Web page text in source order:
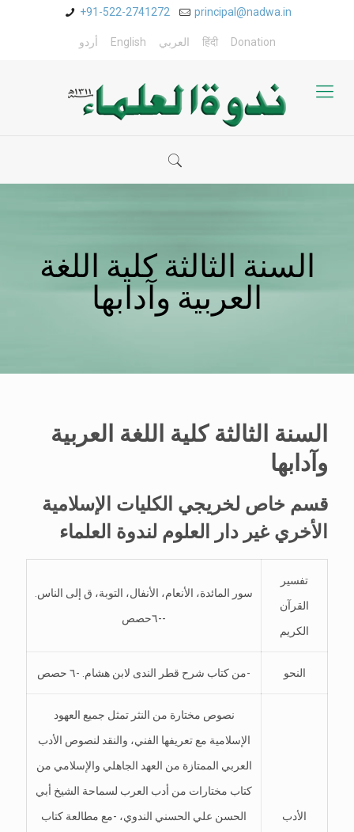
+91-522-2741272 principal@nadwa.in
أردو English العربي हिंदी Donation
السنة الثالثة كلية اللغة
العربية وآدابها
السنة الثالثة كلية اللغة العربية
وآدابها
قسم خاص لخريجي الكليات الإسلامية
الأخري غير دار العلوم لندوة العلماء
سور المائدة، الأنعام، الأنفال، التوبة، ق إلى الناس.
-٦حصص-
تفسير
القرآن
الكريم
من كتاب شرح قطر الندى لابن هشام. -٦ حصص- النحو
نصوص مختارة من النثر تمثل جميع العهود
الإسلامية مع تعريفها الفني، والنقد لنصوص الأدب
العربي الممتازة من العهد الجاهلي والإسلامي من
كتاب مختارات من أدب العرب لسماحة الشيخ أبي
الحسن علي الحسني الندوي، -مع مطالعة كتاب
الأدب